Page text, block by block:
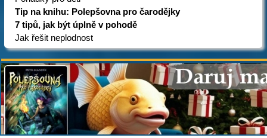
Tip na knihu: Polepšovna pro čarodějky
7 tipů, jak být úplně v pohodě
Jak řešit neplodnost